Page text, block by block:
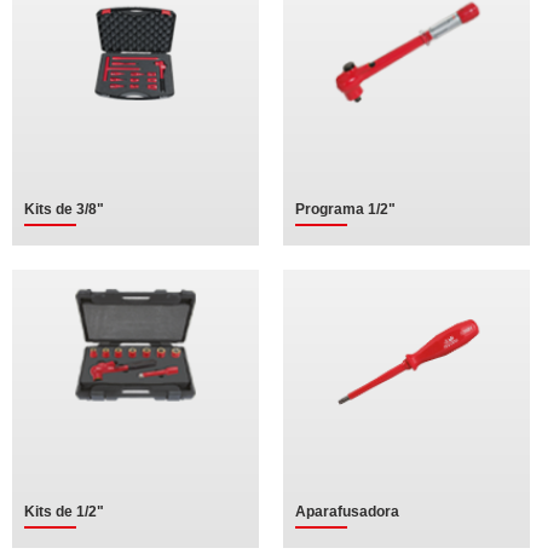
Kits de 3/8" Programa 1/2"
Kits de 1/2" Aparafusadora